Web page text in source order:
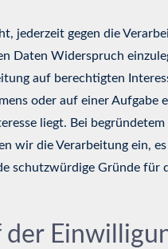
jederzeit gegen die
Daten Widerspruch
auf berechtigten
oder auf einer Aufgabe
liegt. Bei begründetem
wir die Verarbeitung ein, es
schutzwürdige Gründe für